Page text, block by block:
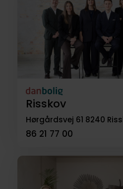
Risskov
Hørgårdsvej 61 8240
86 21 77 00